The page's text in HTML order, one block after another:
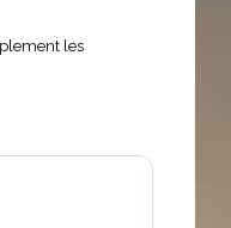
les